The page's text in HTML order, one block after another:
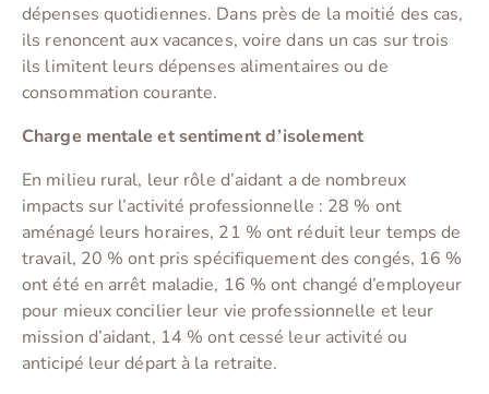
dépenses quotidiennes. Dans près de la moitié des cas,
ils renoncent aux vacances, voire dans un cas sur trois
ils limitent leurs dépenses alimentaires ou de
consommation courante.
Charge mentale et sentiment d’isolement
En milieu rural, leur rôle d’aidant a de nombreux
impacts sur l’activité professionnelle : 28 % ont
aménagé leurs horaires, 21 % ont réduit leur temps de
travail, 20 % ont pris spécifiquement des congés, 16 %
ont été en arrêt maladie, 16 % ont changé d’employeur
pour mieux concilier leur vie professionnelle et leur
mission d’aidant, 14 % ont cessé leur activité ou
anticipé leur départ à la retraite.